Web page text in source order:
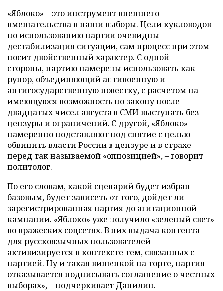
«Яблоко» – это инструмент внешнего
вмешательства в наши выборы. Цели кукловодов
по использованию партии очевидны –
дестабилизация ситуации, сам процесс при этом
носит двойственный характер. С одной
стороны, партию намерены использовать как
рупор, объединяющий антивоенную и
антигосударственную повестку, с расчетом на
имеющуюся возможность по закону после
двадцатых чисел августа в СМИ выступать без
цензуры и ограничений. С другой, «Яблоко»
намеренно подставляют под снятие с целью
обвинить власти России в цензуре и в страхе
перед так называемой «оппозицией», – говорит
политолог.
По его словам, какой сценарий будет избран
базовым, будет зависеть от того, дойдет ли
зарегистрированная партия до агитационной
кампании. «Яблоко» уже получило «зеленый свет»
во вражеских соцсетях. В них выдача контента
для русскоязычных пользователей
активизируется в контексте тем, связанных с
партией. Ну и такая вишенкой на торте, партия
отказывается подписывать соглашение о честных
выборах», – подчеркивает Данилин.